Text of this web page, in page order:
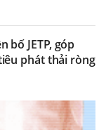
bố JETP, góp
phát thải ròng